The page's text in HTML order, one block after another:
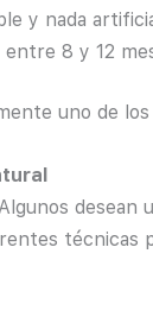
y nada
8 y 12
uno de
técnicas